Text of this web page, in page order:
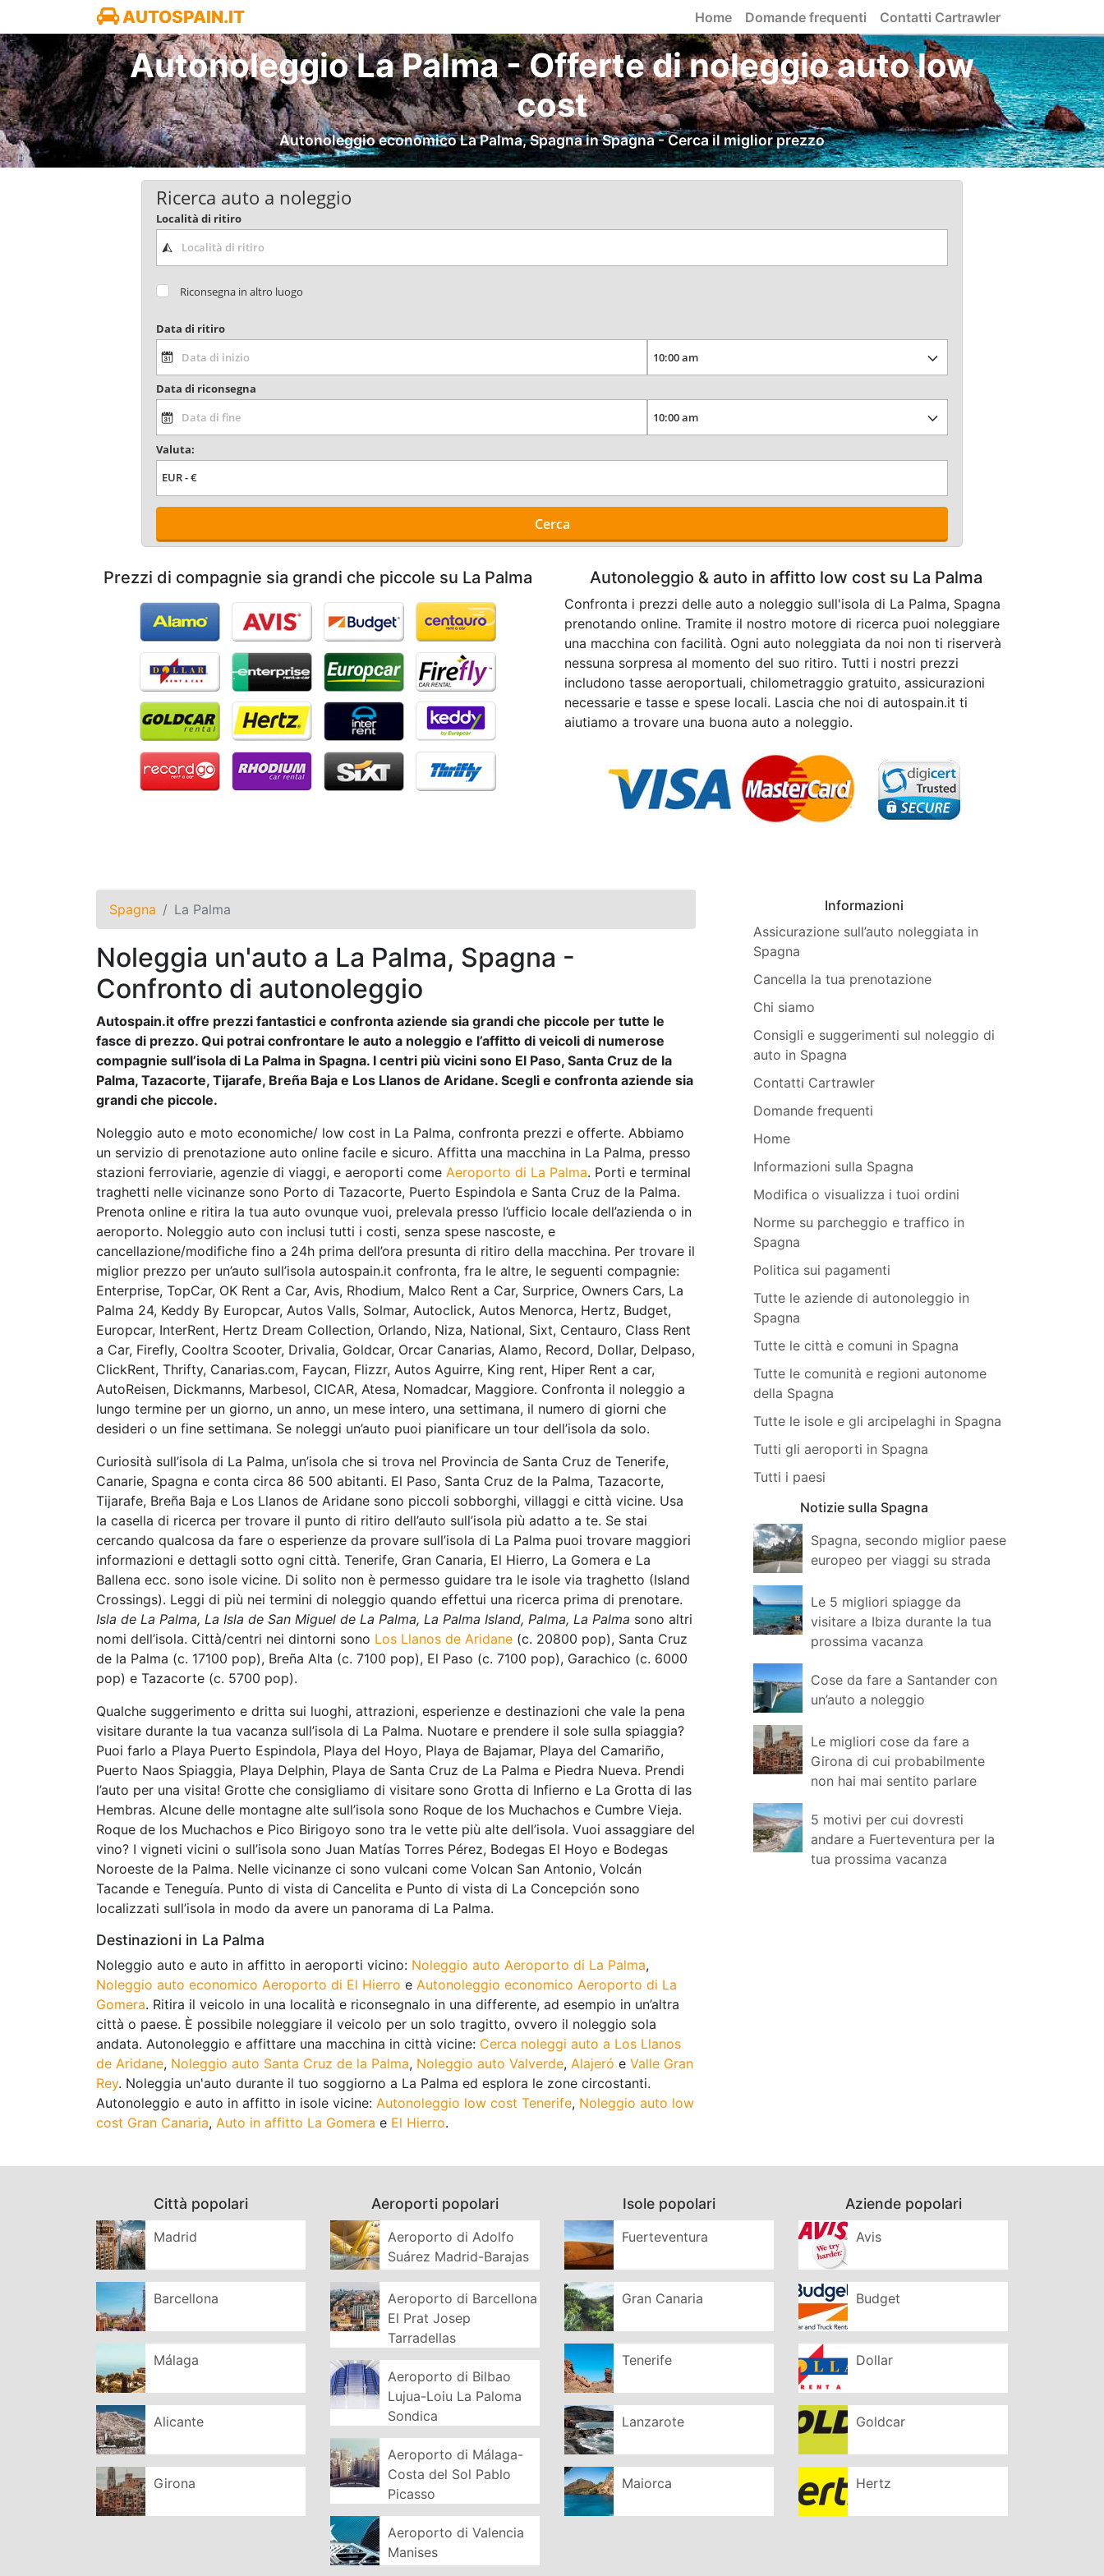
AUTOSPAIN.IT Home Domande frequenti Contatti Cartrawler
Autonoleggio La Palma - Offerte di noleggio auto low
cost
Autonoleggio economico La Palma, Spagna in Spagna - Cerca il miglior prezzo
Ricerca auto a noleggio
Località di ritiro
Riconsegna in altro luogo
Data di ritiro
Data di riconsegna
Valuta:
Cerca
Prezzi di compagnie sia grandi che piccole su La Palma Autonoleggio & auto in affitto low cost su La Palma
Confronta i prezzi delle auto a noleggio sull'isola di La Palma, Spagna
prenotando online. Tramite il nostro motore di ricerca puoi noleggiare
una macchina con facilità. Ogni auto noleggiata da noi non ti riserverà
nessuna sorpresa al momento del suo ritiro. Tutti i nostri prezzi
includono tasse aeroportuali, chilometraggio gratuito, assicurazioni
necessarie e tasse e spese locali. Lascia che noi di autospain.it ti
aiutiamo a trovare una buona auto a noleggio.
Spagna La Palma
Noleggia un'auto a La Palma, Spagna -
Confronto di autonoleggio
Autospain.it offre prezzi fantastici e confronta aziende sia grandi che piccole per tutte le
fasce di prezzo. Qui potrai confrontare le auto a noleggio e l’affitto di veicoli di numerose
compagnie sull’isola di La Palma in Spagna. I centri più vicini sono El Paso, Santa Cruz de la
Palma, Tazacorte, Tijarafe, Breña Baja e Los Llanos de Aridane. Scegli e confronta aziende sia
grandi che piccole.
Noleggio auto e moto economiche/ low cost in La Palma, confronta prezzi e offerte. Abbiamo
un servizio di prenotazione auto online facile e sicuro. Affitta una macchina in La Palma, presso
stazioni ferroviarie, agenzie di viaggi, e aeroporti come Aeroporto di La Palma. Porti e terminal
traghetti nelle vicinanze sono Porto di Tazacorte, Puerto Espindola e Santa Cruz de la Palma.
Prenota online e ritira la tua auto ovunque vuoi, prelevala presso l’ufficio locale dell’azienda o in
aeroporto. Noleggio auto con inclusi tutti i costi, senza spese nascoste, e
cancellazione/modifiche fino a 24h prima dell’ora presunta di ritiro della macchina. Per trovare il
miglior prezzo per un’auto sull’isola autospain.it confronta, fra le altre, le seguenti compagnie:
Enterprise, TopCar, OK Rent a Car, Avis, Rhodium, Malco Rent a Car, Surprice, Owners Cars, La
Palma 24, Keddy By Europcar, Autos Valls, Solmar, Autoclick, Autos Menorca, Hertz, Budget,
Europcar, InterRent, Hertz Dream Collection, Orlando, Niza, National, Sixt, Centauro, Class Rent
a Car, Firefly, Cooltra Scooter, Drivalia, Goldcar, Orcar Canarias, Alamo, Record, Dollar, Delpaso,
ClickRent, Thrifty, Canarias.com, Faycan, Flizzr, Autos Aguirre, King rent, Hiper Rent a car,
AutoReisen, Dickmanns, Marbesol, CICAR, Atesa, Nomadcar, Maggiore. Confronta il noleggio a
lungo termine per un giorno, un anno, un mese intero, una settimana, il numero di giorni che
desideri o un fine settimana. Se noleggi un’auto puoi pianificare un tour dell’isola da solo.
Curiosità sull’isola di La Palma, un’isola che si trova nel Provincia de Santa Cruz de Tenerife,
Canarie, Spagna e conta circa 86 500 abitanti. El Paso, Santa Cruz de la Palma, Tazacorte,
Tijarafe, Breña Baja e Los Llanos de Aridane sono piccoli sobborghi, villaggi e città vicine. Usa
la casella di ricerca per trovare il punto di ritiro dell’auto sull’isola più adatto a te. Se stai
cercando qualcosa da fare o esperienze da provare sull’isola di La Palma puoi trovare maggiori
informazioni e dettagli sotto ogni città. Tenerife, Gran Canaria, El Hierro, La Gomera e La
Ballena ecc. sono isole vicine. Di solito non è permesso guidare tra le isole via traghetto (Island
Crossings). Leggi di più nei termini di noleggio quando effettui una ricerca prima di prenotare.
Isla de La Palma, La Isla de San Miguel de La Palma, La Palma Island, Palma, La Palma sono altri
nomi dell’isola. Città/centri nei dintorni sono Los Llanos de Aridane (c. 20800 pop), Santa Cruz
de la Palma (c. 17100 pop), Breña Alta (c. 7100 pop), El Paso (c. 7100 pop), Garachico (c. 6000
pop) e Tazacorte (c. 5700 pop).
Qualche suggerimento e dritta sui luoghi, attrazioni, esperienze e destinazioni che vale la pena
visitare durante la tua vacanza sull’isola di La Palma. Nuotare e prendere il sole sulla spiaggia?
Puoi farlo a Playa Puerto Espindola, Playa del Hoyo, Playa de Bajamar, Playa del Camariño,
Puerto Naos Spiaggia, Playa Delphin, Playa de Santa Cruz de La Palma e Piedra Nueva. Prendi
l’auto per una visita! Grotte che consigliamo di visitare sono Grotta di Infierno e La Grotta di las
Hembras. Alcune delle montagne alte sull’isola sono Roque de los Muchachos e Cumbre Vieja.
Roque de los Muchachos e Pico Birigoyo sono tra le vette più alte dell’isola. Vuoi assaggiare del
vino? I vigneti vicini o sull’isola sono Juan Matías Torres Pérez, Bodegas El Hoyo e Bodegas
Noroeste de la Palma. Nelle vicinanze ci sono vulcani come Volcan San Antonio, Volcán
Tacande e Teneguía. Punto di vista di Cancelita e Punto di vista di La Concepción sono
localizzati sull’isola in modo da avere un panorama di La Palma.
Destinazioni in La Palma
Noleggio auto e auto in affitto in aeroporti vicino: Noleggio auto Aeroporto di La Palma,
Noleggio auto economico Aeroporto di El Hierro e Autonoleggio economico Aeroporto di La
Gomera. Ritira il veicolo in una località e riconsegnalo in una differente, ad esempio in un’altra
città o paese. È possibile noleggiare il veicolo per un solo tragitto, ovvero il noleggio sola
andata. Autonoleggio e affittare una macchina in città vicine: Cerca noleggi auto a Los Llanos
de Aridane, Noleggio auto Santa Cruz de la Palma, Noleggio auto Valverde, Alajeró e Valle Gran
Rey. Noleggia un'auto durante il tuo soggiorno a La Palma ed esplora le zone circostanti.
Autonoleggio e auto in affitto in isole vicine: Autonoleggio low cost Tenerife, Noleggio auto low
cost Gran Canaria, Auto in affitto La Gomera e El Hierro.
Informazioni
Assicurazione sull’auto noleggiata in
Spagna
Cancella la tua prenotazione
Chi siamo
Consigli e suggerimenti sul noleggio di
auto in Spagna
Contatti Cartrawler
Domande frequenti
Home
Informazioni sulla Spagna
Modifica o visualizza i tuoi ordini
Norme su parcheggio e traffico in
Spagna
Politica sui pagamenti
Tutte le aziende di autonoleggio in
Spagna
Tutte le città e comuni in Spagna
Tutte le comunità e regioni autonome
della Spagna
Tutte le isole e gli arcipelaghi in Spagna
Tutti gli aeroporti in Spagna
Tutti i paesi
Notizie sulla Spagna
Spagna, secondo miglior paese
europeo per viaggi su strada
Le 5 migliori spiagge da
visitare a Ibiza durante la tua
prossima vacanza
Cose da fare a Santander con
un’auto a noleggio
Le migliori cose da fare a
Girona di cui probabilmente
non hai mai sentito parlare
5 motivi per cui dovresti
andare a Fuerteventura per la
tua prossima vacanza
Città popolari
Madrid
Barcellona
Málaga
Alicante
Girona
Aeroporti popolari
Aeroporto di Adolfo
Suárez Madrid-Barajas
Aeroporto di Barcellona
El Prat Josep
Tarradellas
Aeroporto di Bilbao
Lujua-Loiu La Paloma
Sondica
Aeroporto di Málaga-
Costa del Sol Pablo
Picasso
Aeroporto di Valencia
Manises
Isole popolari
Fuerteventura
Gran Canaria
Tenerife
Lanzarote
Maiorca
Aziende popolari
Avis
Budget
Dollar
Goldcar
Hertz